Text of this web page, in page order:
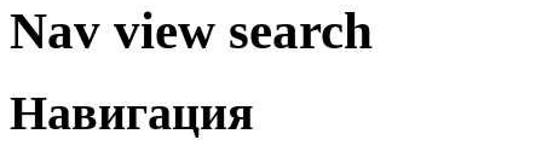
Nav view search
Навигация